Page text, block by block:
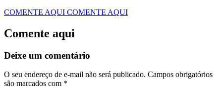
COMENTE AQUI COMENTE AQUI
Comente aqui
Deixe um comentário
O seu endereço de e-mail não será publicado. Campos obrigatórios
são marcados com *